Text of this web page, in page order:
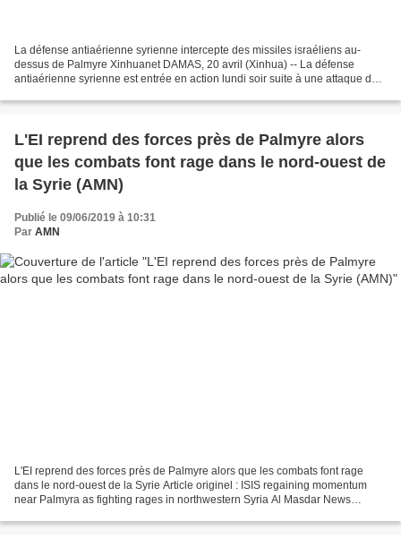
La défense antiaérienne syrienne intercepte des missiles israéliens au-
dessus de Palmyre Xinhuanet DAMAS, 20 avril (Xinhua) -- La défense
antiaérienne syrienne est entrée en action lundi soir suite à une attaque de
L'EI reprend des forces près de Palmyre alors
que les combats font rage dans le nord-ouest de
la Syrie (AMN)
Publié le 09/06/2019 à 10:31
Par AMN
L'EI reprend des forces près de Palmyre alors que les combats font rage
dans le nord-ouest de la Syrie Article originel : ISIS regaining momentum
near Palmyra as fighting rages in northwestern Syria Al Masdar News